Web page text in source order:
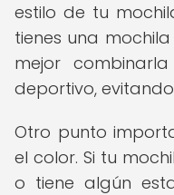
estilo de tu
tienes una
mejor
deportivo,
Otro punto
el color. Si tu
o tiene algún